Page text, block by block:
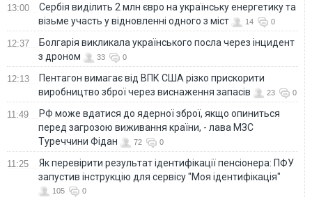
13:00
Сербія виділить 2 млн євро на українську енергетику та
візьме участь у відновленні одного з міст
14 0
12:37
Болгарія викликала українського посла через інцидент
з дроном
33 0
12:13
Пентагон вимагає від ВПК США різко прискорити
виробництво зброї через виснаження запасів
23 0
11:49
РФ може вдатися до ядерної зброї, якщо опиниться
перед загрозою виживання країни, - лава МЗС
Туреччини Фідан
72 0
11:25
Як перевірити результат ідентифікації пенсіонера: ПФУ
запустив інструкцію для сервісу "Моя ідентифікація"
105 0